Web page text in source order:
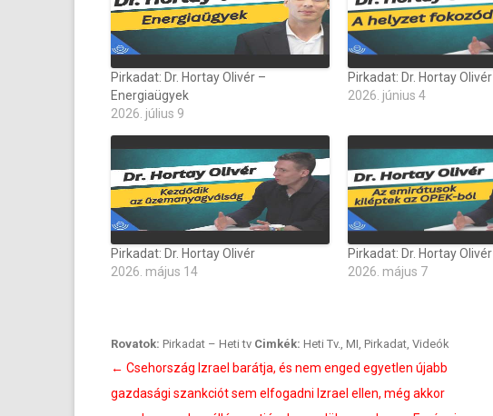
Pirkadat: Dr. Hortay Olivér –
Energiaügyek
2026. július 9
Pirkadat: Dr. Hortay Olivér
2026. június 4
Pirkadat: Dr. Hortay Olivér
2026. május 14
Pirkadat: Dr. Hortay Olivér
2026. május 7
Rovatok: Pirkadat – Heti tv Cimkék: Heti Tv., MI, Pirkadat, Videók
Bejegyzés
navigáció
← Csehország Izrael barátja, és nem enged egyetlen újabb
gazdasági szankciót sem elfogadni Izrael ellen, még akkor